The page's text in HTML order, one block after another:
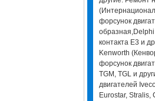
форсунок
контакта E3 и
Kenworth
форсунок
TGM, TGL и
двигателей
Eurostar, Stralis,